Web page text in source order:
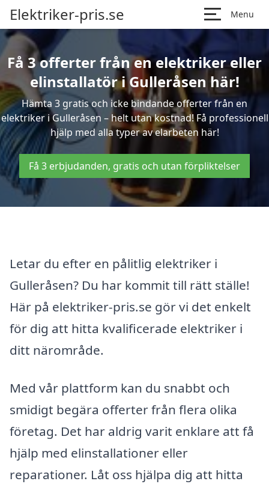
Elektriker-pris.se Menu
Få 3 offerter från en elektriker eller
elinstallatör i Gulleråsen här!
Hämta 3 gratis och icke bindande offerter från en
elektriker i Gulleråsen – helt utan kostnad! Få professionell
hjälp med alla typer av elarbeten här!
Få 3 erbjudanden, gratis och utan förpliktelser
Letar du efter en pålitlig elektriker i
Gulleråsen? Du har kommit till rätt ställe!
Här på elektriker-pris.se gör vi det enkelt
för dig att hitta kvalificerade elektriker i
ditt närområde.
Med vår plattform kan du snabbt och
smidigt begära offerter från flera olika
företag. Det har aldrig varit enklare att få
hjälp med elinstallationer eller
reparationer. Låt oss hjälpa dig att hitta